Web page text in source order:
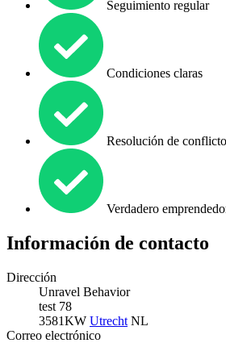
Seguimiento regular
Condiciones claras
Resolución de
Verdadero
Información de contacto
Dirección
Unravel Behavior
test 78
3581KW Utrecht NL
Correo electrónico